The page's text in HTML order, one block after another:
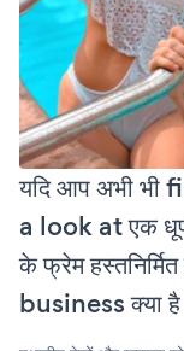
यदि आप अभी
a look at एक
के फ्रेम
business क्या